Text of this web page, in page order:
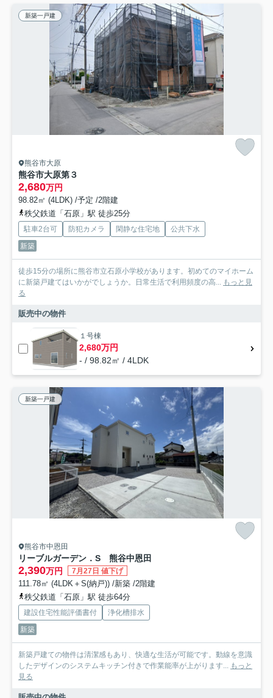
新築一戸建
熊谷市大原
熊谷市大原第３
2,680万円
98.82㎡ (4LDK) /予定 /2階建
秩父鉄道「石原」駅 徒歩25分
駐車2台可 防犯カメラ 閑静な住宅地
公共下水
新築
徒歩15分の場所に熊谷市立石原小学校があります。初めてのマイホーム
に新築戸建てはいかがでしょうか。日常生活で利用頻度の高... もっと見
る
販売中の物件
１号棟
2,680万円
- / 98.82㎡ / 4LDK
新築一戸建
熊谷市中恩田
リーブルガーデン．S 熊谷中恩田
2,390万円 7月27日 値下げ
111.78㎡ (4LDK＋S(納戸)) /新築 /2階建
秩父鉄道「石原」駅 徒歩64分
建設住宅性能評価書付
浄化槽排水
新築
新築戸建ての物件は清潔感もあり、快適な生活が可能です。動線を意識
したデザインのシステムキッチン付きで作業能率が上がります... もっと
見る